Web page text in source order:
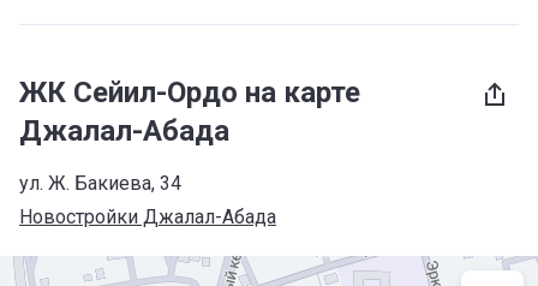
ЖК Сейил-Ордо на карте
Джалал-Абада
ул. Ж. Бакиева, 34
Новостройки Джалал-Абада